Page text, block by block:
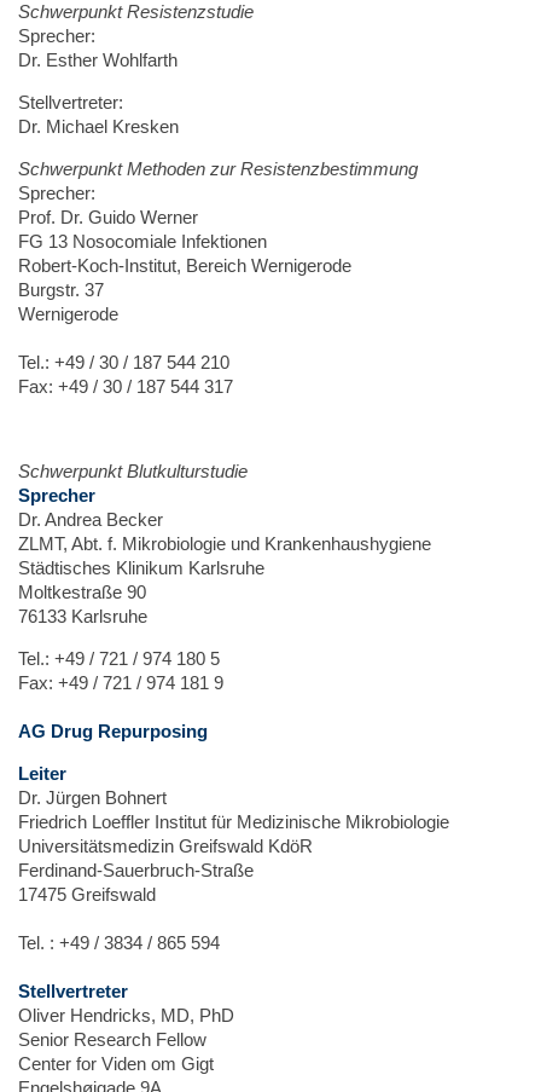
Schwerpunkt Resistenzstudie
Sprecher:
Dr. Esther Wohlfarth
Stellvertreter:
Dr. Michael Kresken
Schwerpunkt Methoden zur Resistenzbestimmung
Sprecher:
Prof. Dr. Guido Werner
FG 13 Nosocomiale Infektionen
Robert-Koch-Institut, Bereich Wernigerode
Burgstr. 37
Wernigerode
Tel.: +49 / 30 / 187 544 210
Fax: +49 / 30 / 187 544 317
Schwerpunkt Blutkulturstudie
Sprecher
Dr. Andrea Becker
ZLMT, Abt. f. Mikrobiologie und Krankenhaushygiene
Städtisches Klinikum Karlsruhe
Moltkestraße 90
76133 Karlsruhe
Tel.: +49 / 721 / 974 180 5
Fax: +49 / 721 / 974 181 9
AG Drug Repurposing
Leiter
Dr. Jürgen Bohnert
Friedrich Loeffler Institut für Medizinische Mikrobiologie
Universitätsmedizin Greifswald KdöR
Ferdinand-Sauerbruch-Straße
17475 Greifswald
Tel. : +49 / 3834 / 865 594
Stellvertreter
Oliver Hendricks, MD, PhD
Senior Research Fellow
Center for Viden om Gigt
Engelshøjgade 9A